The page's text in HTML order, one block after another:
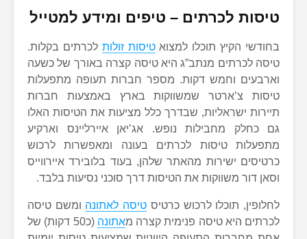
טיסות לכרתים – טיפים ומידע למטייל
בחודשי הקיץ תוכלו למצואטיסות זולות לכרתים בקלות.
טיסה לכרתים מנתב”ג היא טיסה קצרה באורך של כשעה
וארבעים וחמש דקות. מספר חברות תעופה מתפעלות
טיסות צ’ארטר שמשווקות בארץ באמצעות חברות
תיירות ישראליות, שבדרך כלל מציעות את הטיסות האלו
גם כחלק מחבילות נופש. אג’יאן איירליינס וארקיע
מתפעלות טיסות לכרתים בעונה ומאפשרות לרכוש
כרטיסים ישירות מהאתר שלהן, בעוד בלובירד איירווייס
וסאן דור משווקות את הטיסות דרך סוכני נסיעות בלבד.
לחלופין, תוכלו לרכוש כרטיס טיסה לאתונה ומשם טיסה
לכרתים היא טיסה פנימית קצרה מאתונה
(כ50 דקות) של